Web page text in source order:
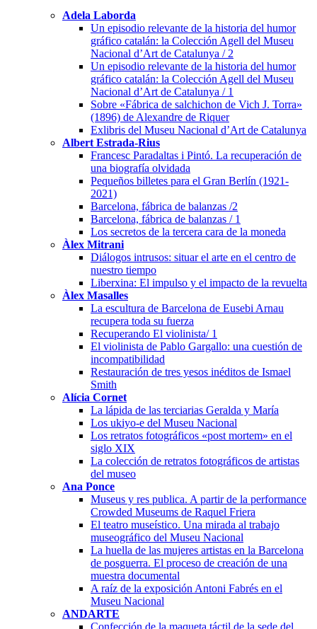
Adela Laborda
Un episodio relevante de la historia del humor
gráfico catalán: la Colección Agell del Museu
Nacional d’Art de Catalunya / 2
Un episodio relevante de la historia del humor
gráfico catalán: la Colección Agell del Museu
Nacional d’Art de Catalunya / 1
Sobre «Fábrica de salchichon de Vich J. Torra»
(1896) de Alexandre de Riquer
Exlibris del Museu Nacional d’Art de Catalunya
Albert Estrada-Rius
Francesc Paradaltas i Pintó. La recuperación de
una biografía olvidada
Pequeños billetes para el Gran Berlín (1921-
2021)
Barcelona, fábrica de balanzas /2
Barcelona, fábrica de balanzas / 1
Los secretos de la tercera cara de la moneda
Àlex Mitrani
Diálogos intrusos: situar el arte en el centro de
nuestro tiempo
Liberxina: El impulso y el impacto de la revuelta
Àlex Masalles
La escultura de Barcelona de Eusebi Arnau
recupera toda su fuerza
Recuperando El violinista/ 1
El violinista de Pablo Gargallo: una cuestión de
incompatibilidad
Restauración de tres yesos inéditos de Ismael
Smith
Alícia Cornet
La lápida de las terciarias Geralda y María
Los ukiyo-e del Museu Nacional
Los retratos fotográficos «post mortem» en el
siglo XIX
La colección de retratos fotográficos de artistas
del museo
Ana Ponce
Museus y res publica. A partir de la performance
Crowded Museums de Raquel Friera
El teatro museístico. Una mirada al trabajo
museográfico del Museu Nacional
La huella de las mujeres artistas en la Barcelona
de posguerra. El proceso de creación de una
muestra documental
A raíz de la exposición Antoni Fabrés en el
Museu Nacional
ANDARTE
Confección de la maqueta táctil de la sede del